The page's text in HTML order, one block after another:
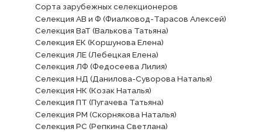
Сорта зарубежных селекционеров
Селекция АВ и Ф (Фиалковод-Тарасов Алексей)
Селекция ВаТ (Валькова Татьяна)
Селекция ЕК (Коршунова Елена)
Селекция ЛЕ (Лебецкая Елена)
Селекция ЛФ (Федосеева Лилия)
Селекция НД (Данилова-Суворова Наталья)
Селекция НК (Козак Наталья)
Селекция ПТ (Пугачева Татьяна)
Селекция РМ (Скорнякова Наталья)
Селекция РС (Репкина Светлана)